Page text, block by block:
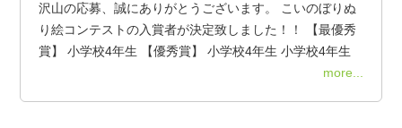
沢山の応募、誠にありがとうございます。 こいのぼりぬ
り絵コンテストの入賞者が決定致しました！！ 【最優秀
賞】 小学校4年生 【優秀賞】 小学校4年生 小学校4年生
more...